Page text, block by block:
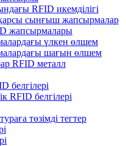
RFID икемділігі
сынғыш жапсырмалар
жапсырмалары
үлкен өлшем
шағын өлшем
RFID металл
белгілері
RFID белгілері
төзімді тегтер